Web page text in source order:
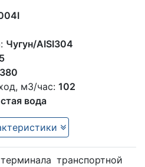
Чугун/AISI304
м3/час: 102
вода
транспортной